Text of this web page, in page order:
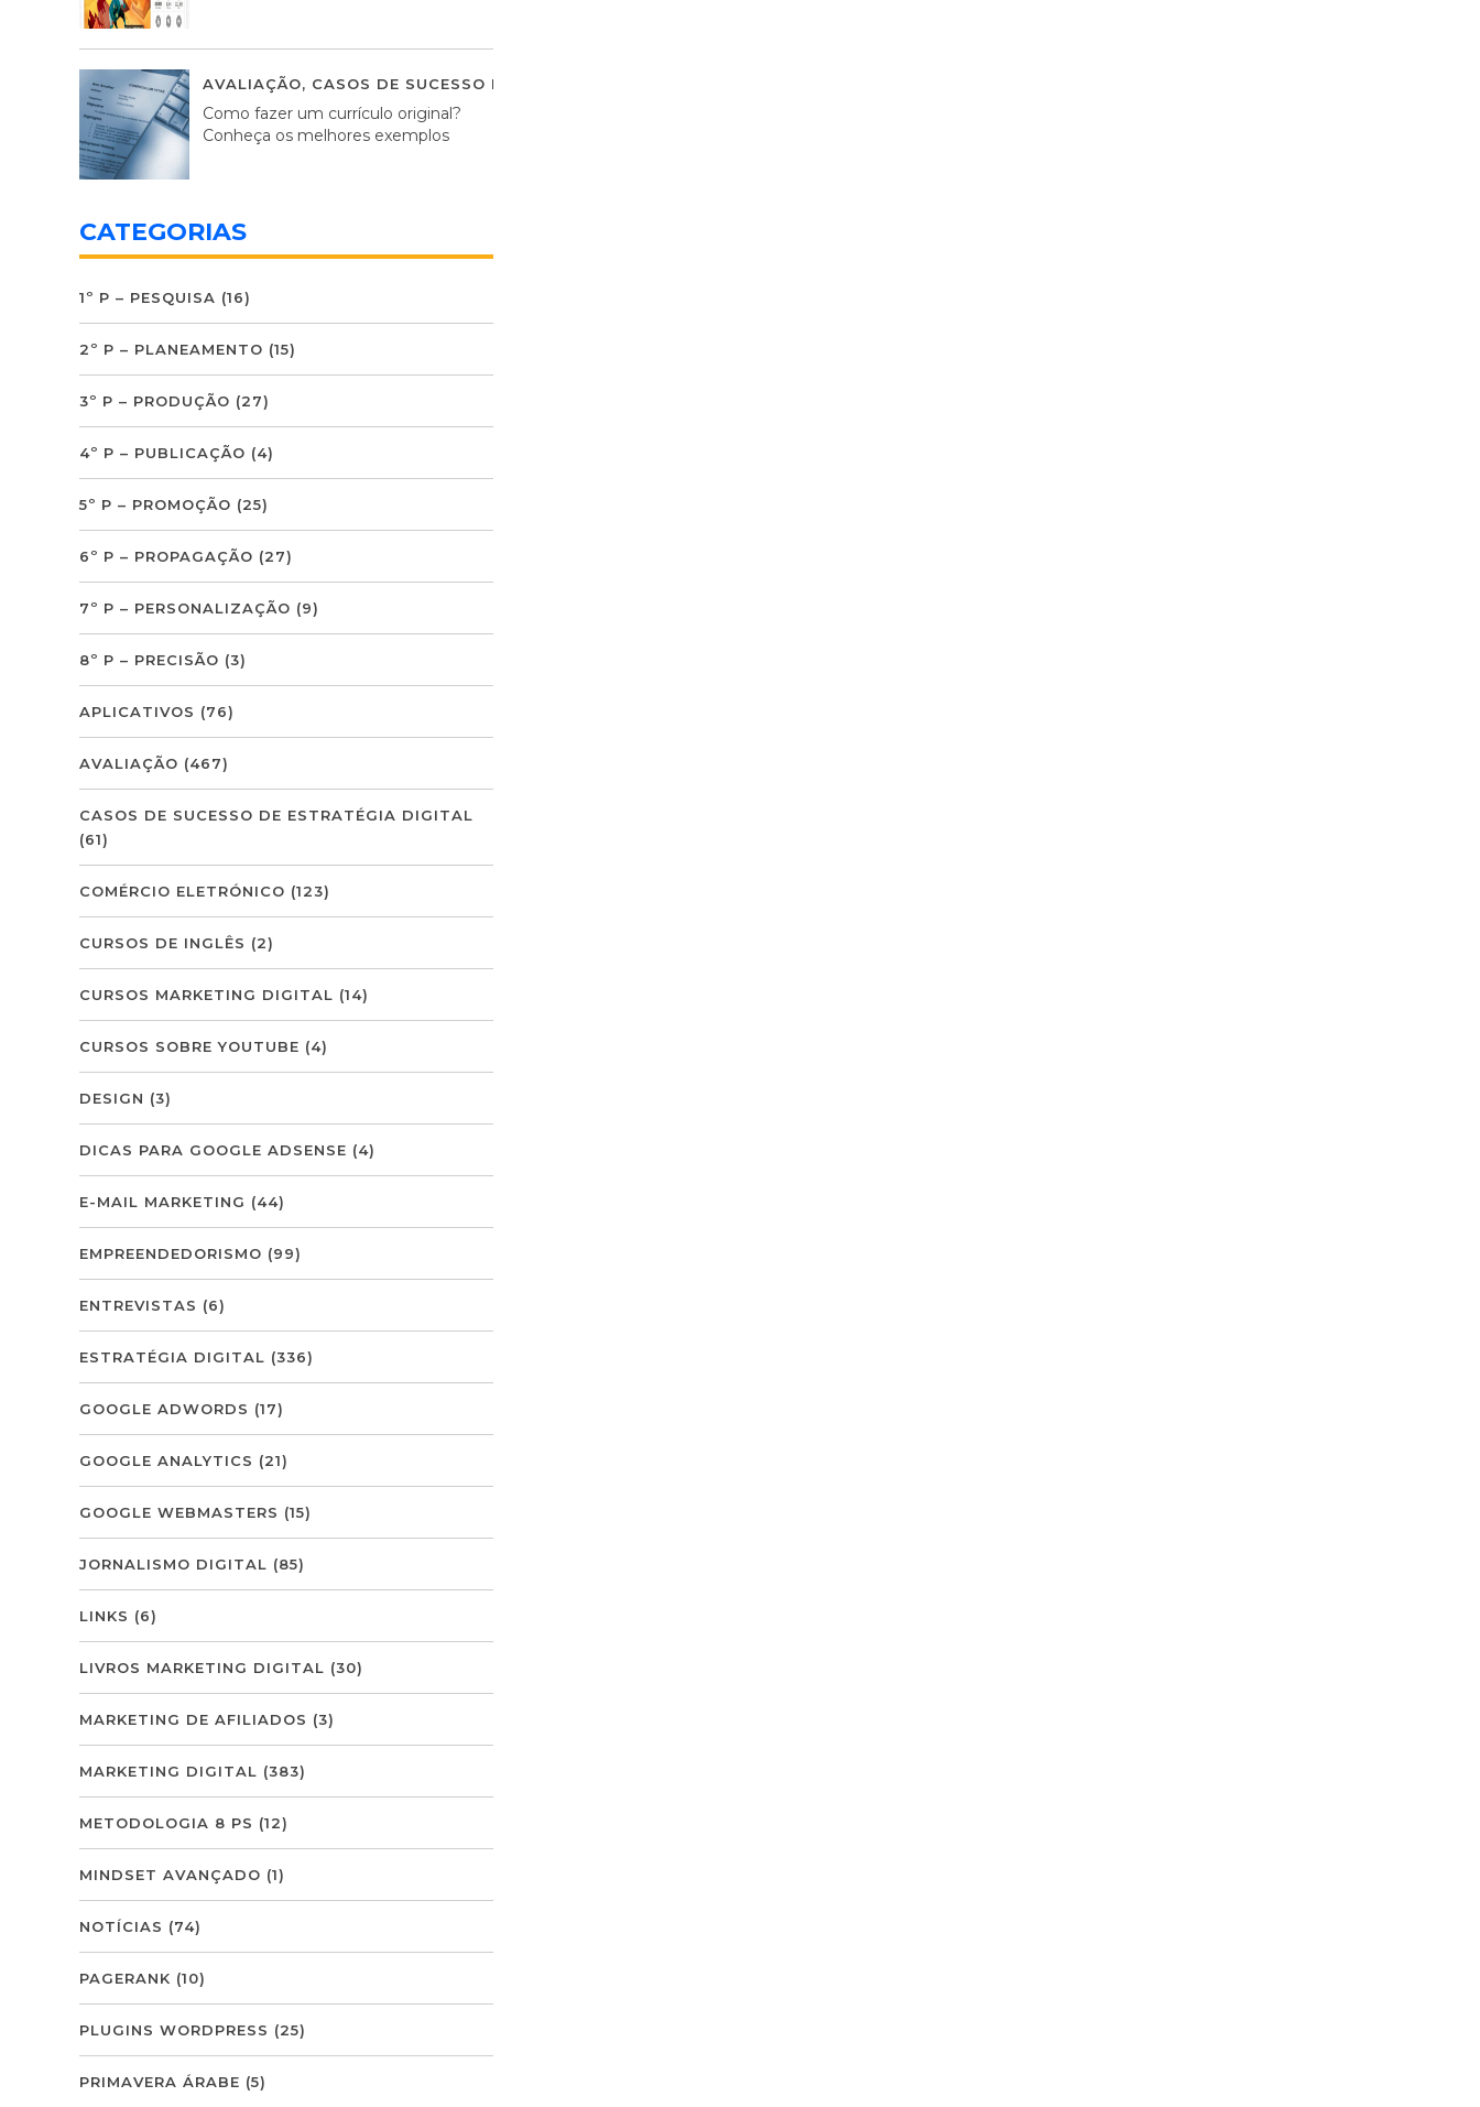
AVALIAÇÃO, CASOS DE SUCESSO DE ESTRATÉGIA DIGITAL
Como fazer um currículo original?
Conheça os melhores exemplos
CATEGORIAS
1º P – PESQUISA (16)
2º P – PLANEAMENTO (15)
3º P – PRODUÇÃO (27)
4º P – PUBLICAÇÃO (4)
5º P – PROMOÇÃO (25)
6º P – PROPAGAÇÃO (27)
7º P – PERSONALIZAÇÃO (9)
8º P – PRECISÃO (3)
APLICATIVOS (76)
AVALIAÇÃO (467)
CASOS DE SUCESSO DE ESTRATÉGIA DIGITAL
(61)
COMÉRCIO ELETRÓNICO (123)
CURSOS DE INGLÊS (2)
CURSOS MARKETING DIGITAL (14)
CURSOS SOBRE YOUTUBE (4)
DESIGN (3)
DICAS PARA GOOGLE ADSENSE (4)
E-MAIL MARKETING (44)
EMPREENDEDORISMO (99)
ENTREVISTAS (6)
ESTRATÉGIA DIGITAL (336)
GOOGLE ADWORDS (17)
GOOGLE ANALYTICS (21)
GOOGLE WEBMASTERS (15)
JORNALISMO DIGITAL (85)
LINKS (6)
LIVROS MARKETING DIGITAL (30)
MARKETING DE AFILIADOS (3)
MARKETING DIGITAL (383)
METODOLOGIA 8 PS (12)
MINDSET AVANÇADO (1)
NOTÍCIAS (74)
PAGERANK (10)
PLUGINS WORDPRESS (25)
PRIMAVERA ÁRABE (5)